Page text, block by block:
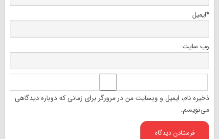
ایمیل*
وب‌ سایت
ذخیره نام، ایمیل و وبسایت من در مرورگر برای زمانی که دوباره دیدگاهی
می‌نویسم.